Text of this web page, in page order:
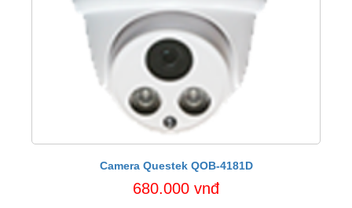
Camera Questek QOB-4181D
680.000 vnđ